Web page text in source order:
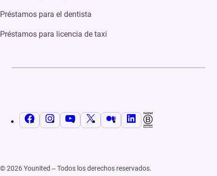
Préstamos para el dentista
Préstamos para licencia de taxi
© 2026 Younited – Todos los derechos reservados.
FacebookInstagramYouTubeX MediumLinkedIn